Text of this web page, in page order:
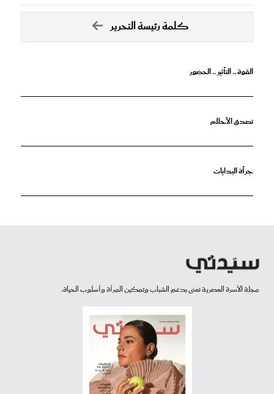
كلمة رئيسة التحرير
القوة .. التأثير .. الحضور
تصدق الأحلام
جرأة البدايات
مجلة الأسرة العصرية تعنى بدعم الشباب وتمكين المرأة وأسلوب الحياة.